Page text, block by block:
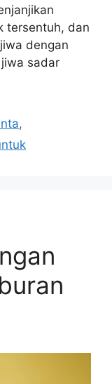
tersentuh, dan
dengan
sadar
,